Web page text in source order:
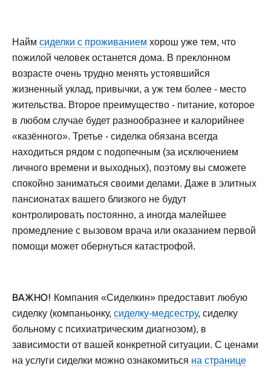
Найм сиделки с проживанием хорош уже тем, что
пожилой человек останется дома. В преклонном
возрасте очень трудно менять устоявшийся
жизненный уклад, привычки, а уж тем более - место
жительства. Второе преимущество - питание, которое
в любом случае будет разнообразнее и калорийнее
«казённого». Третье - сиделка обязана всегда
находиться рядом с подопечным (за исключением
личного времени и выходных), поэтому вы сможете
спокойно заниматься своими делами. Даже в элитных
пансионатах вашего близкого не будут
контролировать постоянно, а иногда малейшее
промедление с вызовом врача или оказанием первой
помощи может обернуться катастрофой.
ВАЖНО! Компания «Сиделкин» предоставит любую
сиделку (компаньонку, сиделку-медсестру, сиделку
больному с психиатрическим диагнозом), в
зависимости от вашей конкретной ситуации. С ценами
на услуги сиделки можно ознакомиться на странице